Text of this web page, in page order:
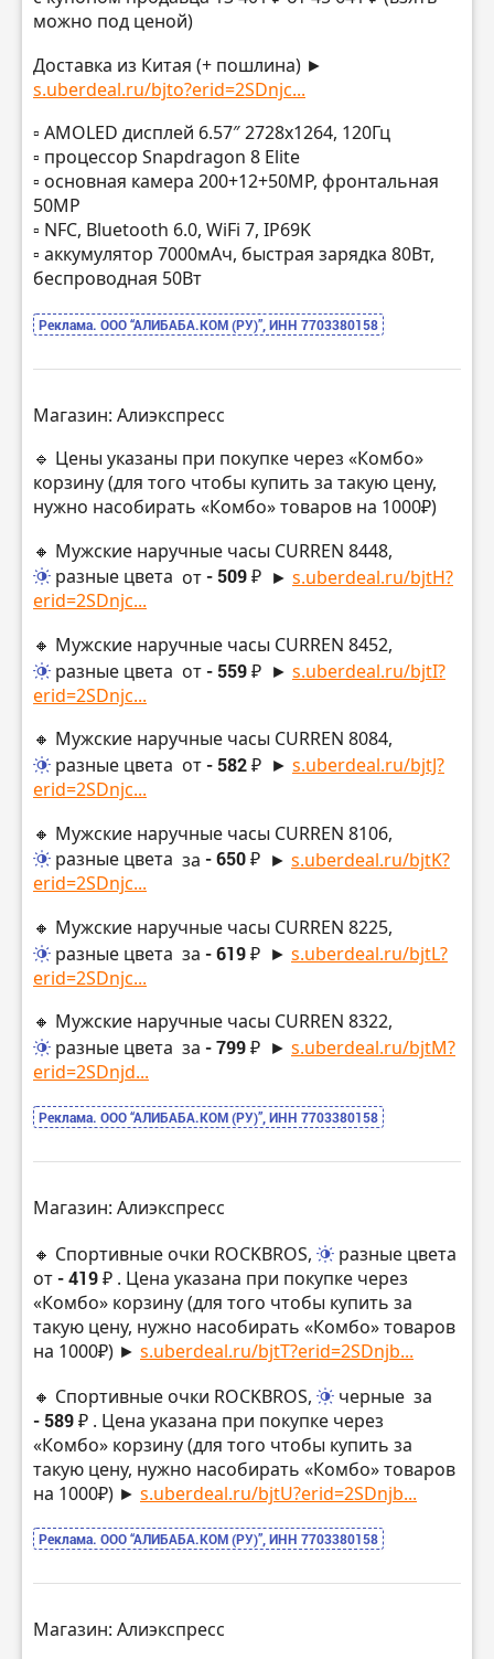
можно под ценой)
Доставка из Китая (+ пошлина) ►
s.uberdeal.ru/bjto?erid=2SDnjc...
▫️ AMOLED дисплей 6.57″ 2728х1264, 120Гц
▫️ процессор Snapdragon 8 Elite
▫️ основная камера 200+12+50MP, фронтальная
50MP
▫️ NFC, Bluetooth 6.0, WiFi 7, IP69K
▫️ аккумулятор 7000мАч, быстрая зарядка 80Вт,
беспроводная 50Вт
Реклама. ООО “АЛИБАБА.КОМ (РУ)”, ИНН 7703380158
Магазин: Алиэкспресс
🔹 Цены указаны при покупке через «Комбо»
корзину (для того чтобы купить за такую цену,
нужно насобирать «Комбо» товаров на 1000₽)
🔸 Мужские наручные часы CURREN 8448,
разные цвета от- 509 ₽ ► s.uberdeal.ru/bjtH?
erid=2SDnjc...
🔸 Мужские наручные часы CURREN 8452,
разные цвета от- 559 ₽ ► s.uberdeal.ru/bjtI?
erid=2SDnjc...
🔸 Мужские наручные часы CURREN 8084,
разные цвета от- 582 ₽ ► s.uberdeal.ru/bjtJ?
erid=2SDnjc...
🔸 Мужские наручные часы CURREN 8106,
разные цвета за - 650 ₽ ► s.uberdeal.ru/bjtK?
erid=2SDnjc...
🔸 Мужские наручные часы CURREN 8225,
разные цвета за - 619 ₽ ► s.uberdeal.ru/bjtL?
erid=2SDnjc...
🔸 Мужские наручные часы CURREN 8322,
разные цвета за - 799 ₽ ► s.uberdeal.ru/bjtM?
erid=2SDnjd...
Реклама. ООО “АЛИБАБА.КОМ (РУ)”, ИНН 7703380158
Магазин: Алиэкспресс
🔸 Спортивные очки ROCKBROS,
разные цвета
от- 419 ₽ . Цена указана при покупке через
«Комбо» корзину (для того чтобы купить за
такую цену, нужно насобирать «Комбо» товаров
на 1000₽) ► s.uberdeal.ru/bjtT?erid=2SDnjb...
🔸 Спортивные очки ROCKBROS,
черные за
- 589 ₽ . Цена указана при покупке через
«Комбо» корзину (для того чтобы купить за
такую цену, нужно насобирать «Комбо» товаров
на 1000₽) ► s.uberdeal.ru/bjtU?erid=2SDnjb...
Реклама. ООО “АЛИБАБА.КОМ (РУ)”, ИНН 7703380158
Магазин: Алиэкспресс